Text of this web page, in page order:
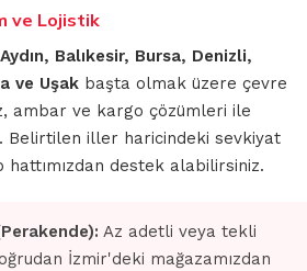
ve Lojistik
Balıkesir, Bursa, Denizli,
ve Uşak başta olmak üzere çevre
ambar ve kargo çözümleri ile
Belirtilen iller haricindeki sevkiyat
destek alabilirsiniz.
Az adetli veya tekli
İzmir'deki mağazamızdan